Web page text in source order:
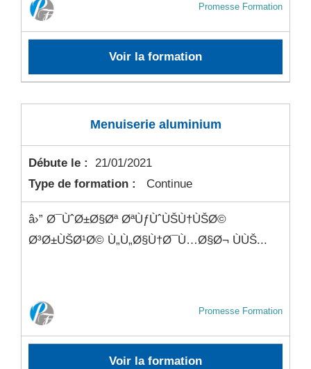
Promesse Formation
Voir la formation
Menuiserie aluminium
Débute le :
21/01/2021
Type de formation :
Continue
â›” Ø¯ÙˆØ±Ø§Øª ØªÙƒÙˆÙŠÙ†ÙŠØ©
Ø³Ø±ÙŠØ¹Ø© Ù„Ù„Ø§Ù†Ø¯Ù…Ø§Ø¬ ÙÙŠ...
Promesse Formation
Voir la formation